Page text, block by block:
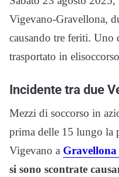
Vigevano-Gravellona,
causando tre feriti. Uno
trasportato in
Incidente tra due
Mezzi di soccorso in
prima delle 15 lungo la
Vigevano a
si sono scontrate